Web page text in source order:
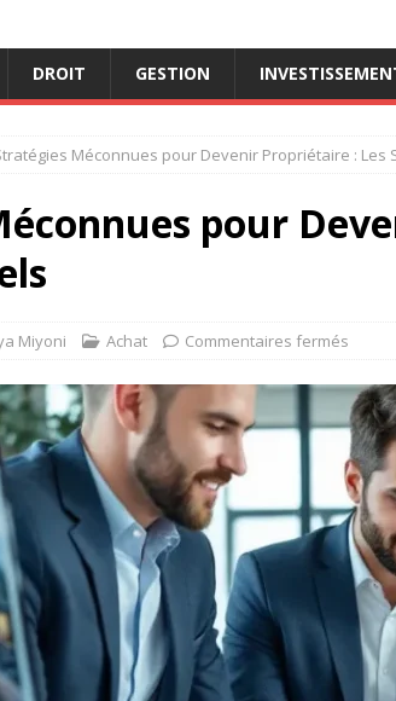
DROIT GESTION
Méconnues pour Devenir Propriétaire : Les
pour
Miyoni Achat Commentaires fermés